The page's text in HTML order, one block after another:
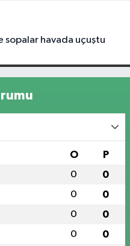
sopalar havada uçuştu
O P
0 0
0 0
0 0
0 0